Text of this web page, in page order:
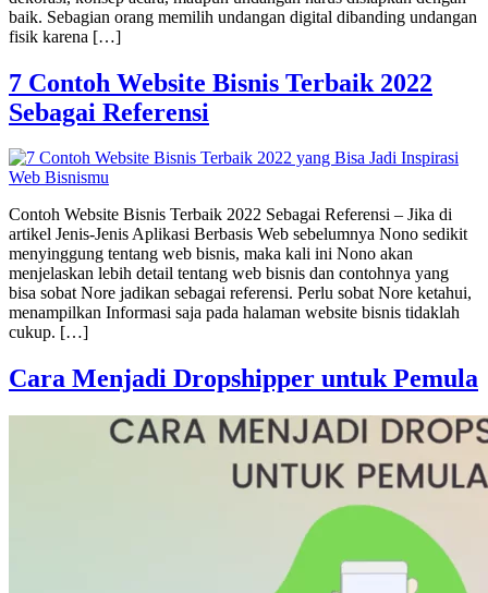
baik. Sebagian orang memilih undangan digital dibanding undangan
fisik karena […]
7 Contoh Website Bisnis Terbaik 2022
Sebagai Referensi
Contoh Website Bisnis Terbaik 2022 Sebagai Referensi – Jika di
artikel Jenis-Jenis Aplikasi Berbasis Web sebelumnya Nono sedikit
menyinggung tentang web bisnis, maka kali ini Nono akan
menjelaskan lebih detail tentang web bisnis dan contohnya yang
bisa sobat Nore jadikan sebagai referensi. Perlu sobat Nore ketahui,
menampilkan Informasi saja pada halaman website bisnis tidaklah
cukup. […]
Cara Menjadi Dropshipper untuk Pemula